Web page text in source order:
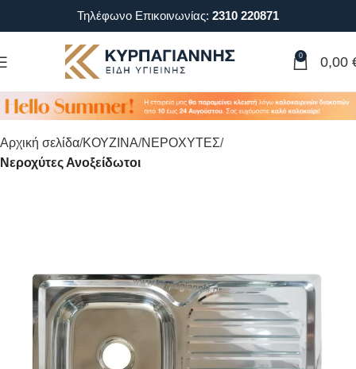
Τηλέφωνο Επικοινωνίας: 2310 220871
0 0,00
Αρχική σελίδα ΚΟΥΖΙΝΑ ΝΕΡΟΧΥΤΕΣ
Νεροχύτες Ανοξείδωτοι